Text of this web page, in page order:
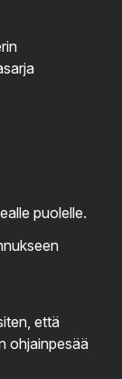
puolelle.
että
ohjainpesää